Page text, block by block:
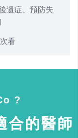
遺症、預防失
看
?
合的醫師